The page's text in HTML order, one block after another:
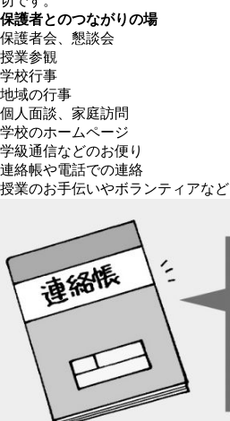
保護者とのつながりの場
保護者会、懇談会
授業参観
学校行事
地域の行事
個人面談、家庭訪問
学校のホームページ
学級通信などのお便り
連絡帳や電話での連絡
授業のお手伝いやボランティアなど